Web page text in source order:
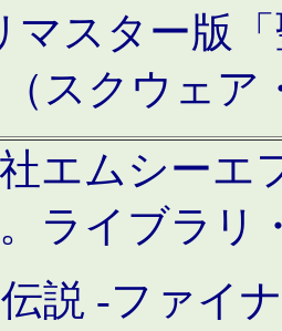
マスター版
スクウェア
エムシーエ
ライブラリ
説 -ファイ